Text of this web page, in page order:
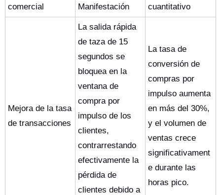
comercial
Manifestación
cuantitativo
Mejora de la tasa
de transacciones
La salida rápida
de taza de 15
segundos se
bloquea en la
ventana de
compra por
impulso de los
clientes,
contrarrestando
efectivamente la
pérdida de
clientes debido a
La tasa de
conversión de
compras por
impulso aumenta
en más del 30%,
y el volumen de
ventas crece
significativament
e durante las
horas pico.